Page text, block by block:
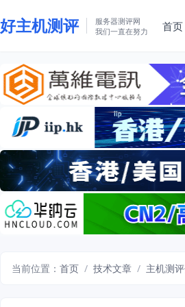
好主机测评
服务器测评网
我们一直在努力
首页
当前位置： 首页 / 技术文章 / 主机测